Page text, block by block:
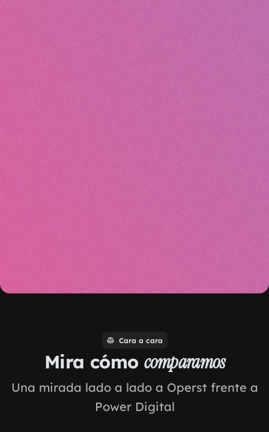
Cara a cara
Mira cómo comparamos
Una mirada lado a lado a Operst frente a
Power Digital